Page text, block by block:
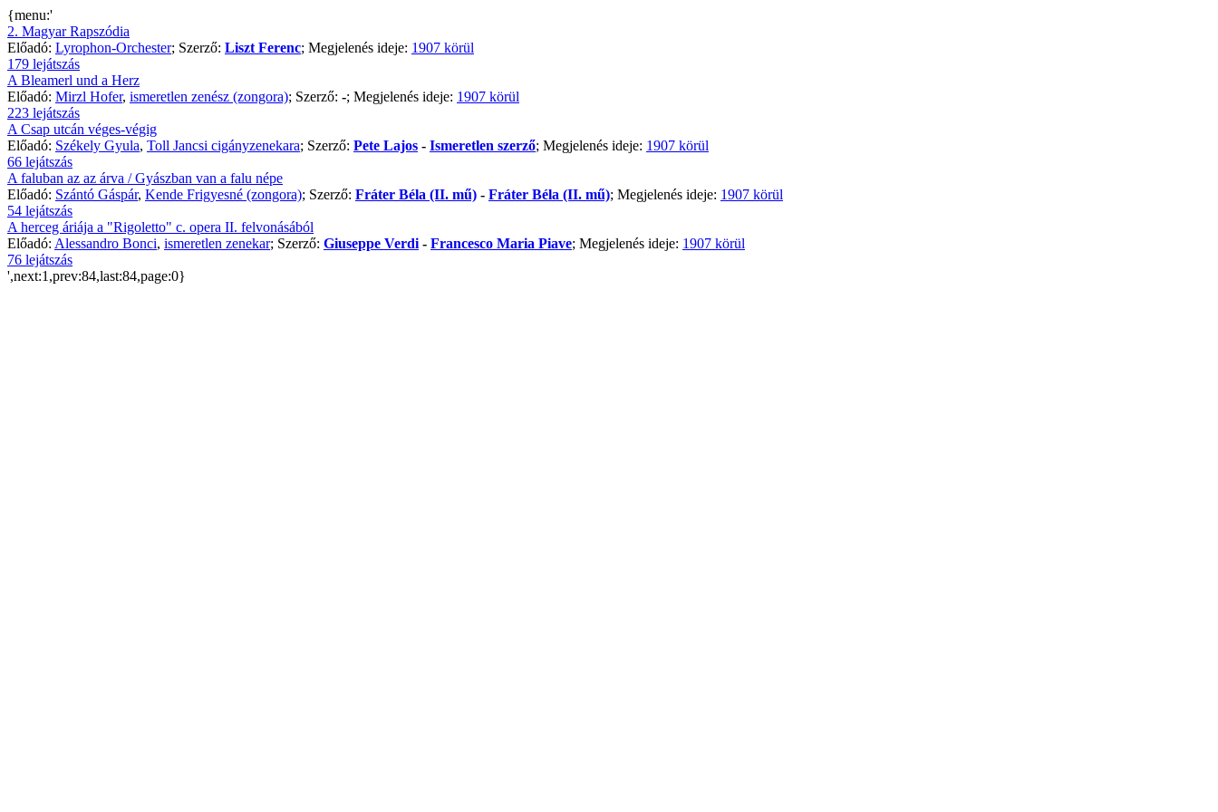
{menu:'
2. Magyar Rapszódia
Előadó: Lyrophon-Orchester; Szerző: Liszt Ferenc; Megjelenés ideje: 1907 körül
179 lejátszás
A Bleamerl und a Herz
Előadó: Mirzl Hofer, ismeretlen zenész (zongora); Szerző: -; Megjelenés ideje: 1907 körül
223 lejátszás
A Csap utcán véges-végig
Előadó: Székely Gyula, Toll Jancsi cigányzenekara; Szerző: Pete Lajos - Ismeretlen szerző; Megjelenés ideje: 1907 körül
66 lejátszás
A faluban az az árva / Gyászban van a falu népe
Előadó: Szántó Gáspár, Kende Frigyesné (zongora); Szerző: Fráter Béla (II. mű) - Fráter Béla (II. mű); Megjelenés ideje: 1907 körül
54 lejátszás
A herceg áriája a "Rigoletto" c. opera II. felvonásából
Előadó: Alessandro Bonci, ismeretlen zenekar; Szerző: Giuseppe Verdi - Francesco Maria Piave; Megjelenés ideje: 1907 körül
76 lejátszás
',next:1,prev:84,last:84,page:0}